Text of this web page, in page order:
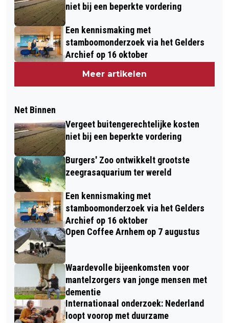
niet bij een beperkte vordering
Een kennismaking met
stamboomonderzoek via het Gelders
Archief op 16 oktober
Meer artikelen
Net Binnen
Vergeet buitengerechtelijke kosten
niet bij een beperkte vordering
Burgers' Zoo ontwikkelt grootste
zeegrasaquarium ter wereld
Een kennismaking met
stamboomonderzoek via het Gelders
Archief op 16 oktober
Open Coffee Arnhem op 7 augustus
Waardevolle bijeenkomsten voor
mantelzorgers van jonge mensen met
dementie
Internationaal onderzoek: Nederland
loopt voorop met duurzame